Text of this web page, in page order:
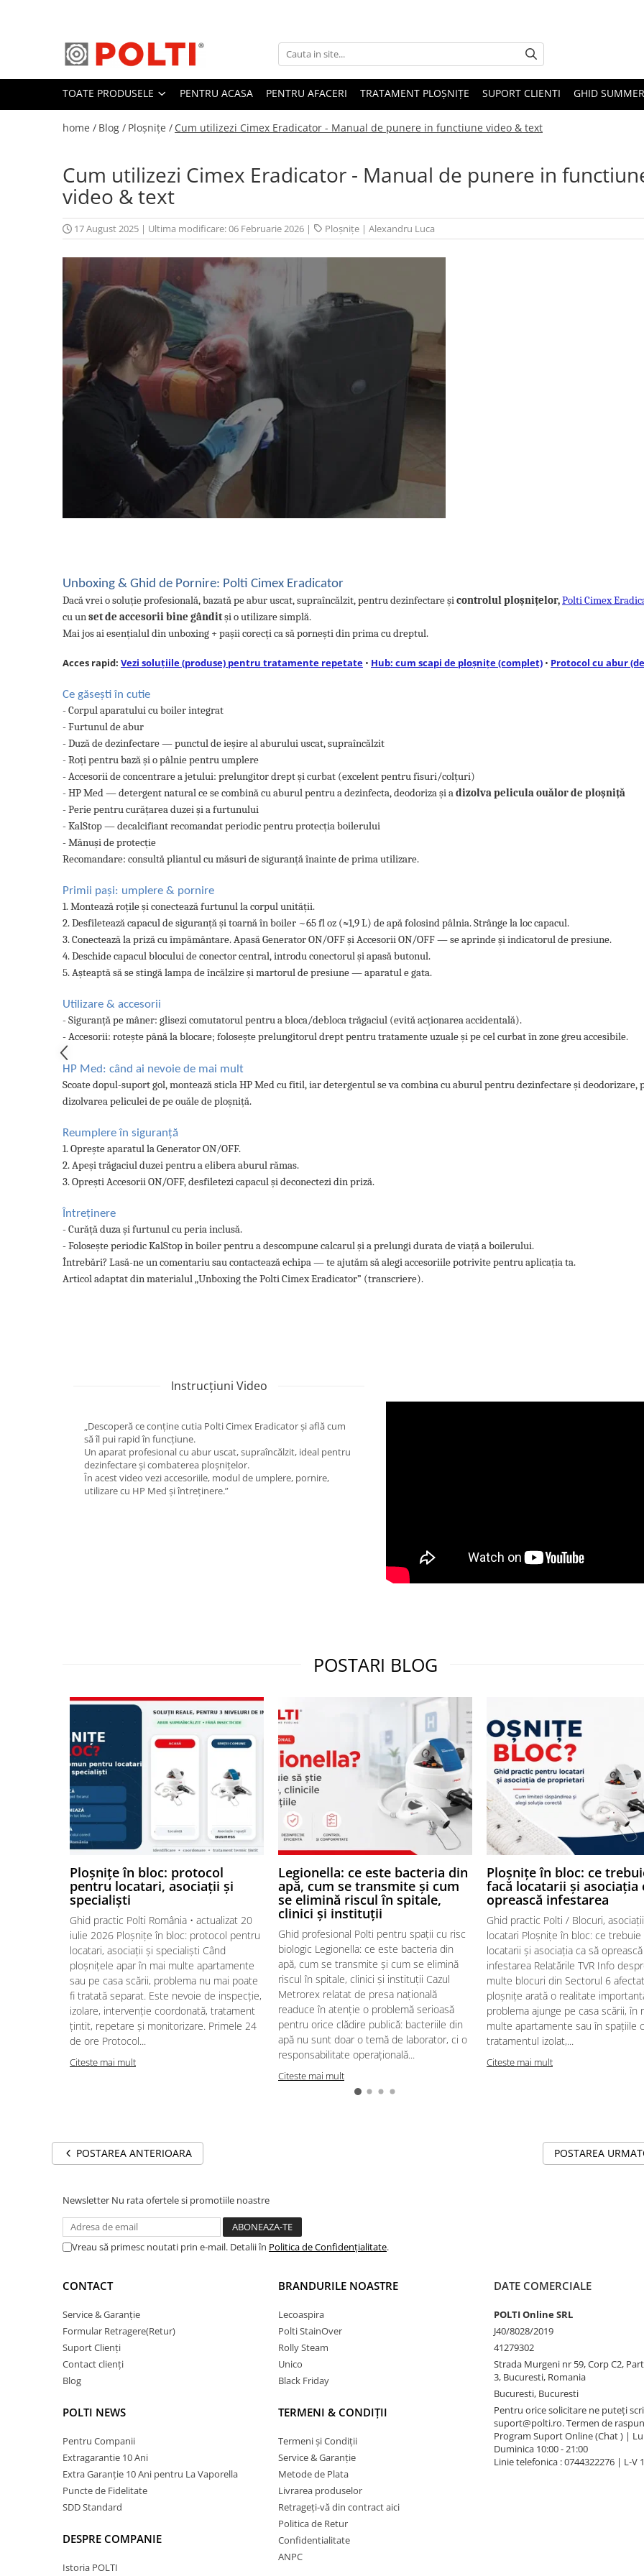
Toate Produsele
Aparate Medicale
Aspiratoare profesionale
Aspiratoare cu abur
Aspiratoare cu spălare
Aspiratoare fara sac
Aspiratoare cu apa
Aspirator profesional
Aparate de calcat vertical
Mese de calcat profesionale
Statii de calcat cu boiler
Statii de calcat cu pompa
Fiare de calcat cu abur
Statii de calcat profesionale
Cafea și espressoare
Curatator aburi
Solutii pentru plosnite
Accesorii & Consumabile
Accesorii aspiratoare
Accesorii dispozitive profesionale
Carduri Cadou
Pachete & Oferte
TOATE PRODUSELE PENTRU ACASA PENTRU AFACERI TRATAMENT PLOȘNIȚE SUPORT CLIENTI GHID
home / Blog / Ploșnițe / Cum utilizezi Cimex Eradicator - Manual de punere in functiune video & text
Cum utilizezi Cimex Eradicator - Manual de punere in
video & text
17 August 2025 | Ultima modificare: 06 Februarie 2026 | Ploșnițe | Alexandru Luca
Unboxing & Ghid de Pornire: Polti Cimex Eradicator
Dacă vrei o soluție profesională, bazată pe abur uscat, supraîncălzit, pentru dezinfectare șicontrolul ploșnițelor,Polti Cimex
cu unset de accesorii bine gânditși o utilizare simplă.
Mai jos ai esențialul din unboxing + pașii corecți ca să pornești din prima cu dreptul.
Acces rapid: Vezi soluțiile (produse) pentru tratamente repetate • Hub: cum scapi de ploșnițe (complet) • Protocol cu abur
Ce găsești în cutie
- Corpul aparatului cu boiler integrat
- Furtunul de abur
- Duză de dezinfectare — punctul de ieșire al aburului uscat, supraîncălzit
- Roți pentru bază și o pâlnie pentru umplere
- Accesorii de concentrare a jetului: prelungitor drept și curbat (excelent pentru fisuri/colțuri)
- HP Med — detergent natural ce se combină cu aburul pentru a dezinfecta, deodoriza și adizolva pelicula ouălor de ploșniță
- Perie pentru curățarea duzei și a furtunului
- KalStop — decalcifiant recomandat periodic pentru protecția boilerului
- Mănuși de protecție
Recomandare: consultă pliantul cu măsuri de siguranță înainte de prima utilizare.
Primii pași: umplere & pornire
1. Montează roțile și conectează furtunul la corpul unității.
2. Desfiletează capacul de siguranță și toarnă în boiler ~65 fl oz (≈1,9 L) de apă folosind pâlnia. Strânge la loc capacul.
3. Conectează la priză cu împământare. Apasă Generator ON/OFF și Accesorii ON/OFF — se aprinde și indicatorul de presiune.
4. Deschide capacul blocului de conector central, introdu conectorul și apasă butonul.
5. Așteaptă să se stingă lampa de încălzire și martorul de presiune — aparatul e gata.
Utilizare & accesorii
- Siguranță pe mâner: glisezi comutatorul pentru a bloca/debloca trăgaciul (evită acționarea accidentală).
- Accesorii: rotește până la blocare; folosește prelungitorul drept pentru tratamente uzuale și pe cel curbat în zone greu accesibile.
HP Med: când ai nevoie de mai mult
Scoate dopul-suport gol, montează sticla HP Med cu fitil, iar detergentul se va combina cu aburul pentru dezinfectare și deodorizare,
dizolvarea peliculei de pe ouăle de ploșniță.
Reumplere în siguranță
1. Oprește aparatul la Generator ON/OFF.
2. Apeși trăgaciul duzei pentru a elibera aburul rămas.
3. Oprești Accesorii ON/OFF, desfiletezi capacul și deconectezi din priză.
Întreținere
- Curăță duza și furtunul cu peria inclusă.
- Folosește periodic KalStop în boiler pentru a descompune calcarul și a prelungi durata de viață a boilerului.
Întrebări? Lasă-ne un comentariu sau contactează echipa — te ajutăm să alegi accesoriile potrivite pentru aplicația ta.
Articol adaptat din materialul „Unboxing the Polti Cimex Eradicator” (transcriere).
Instrucțiuni Video
„Descoperă ce conține cutia Polti Cimex Eradicator și află cum
să îl pui rapid în funcțiune.
Un aparat profesional cu abur uscat, supraîncălzit, ideal pentru
dezinfectare și combaterea ploșnițelor.
În acest video vezi accesoriile, modul de umplere, pornire,
utilizare cu HP Med și întreținere.”
POSTARI BLOG
Ploșnițe în bloc: protocol
pentru locatari, asociații și
specialiști
Ghid practic Polti România • actualizat 20
iulie 2026 Ploșnițe în bloc: protocol pentru
locatari, asociații și specialiști Când
ploșnițele apar în mai multe apartamente
sau pe casa scării, problema nu mai poate
fi tratată separat. Este nevoie de inspecție,
izolare, intervenție coordonată, tratament
țintit, repetare și monitorizare. Primele 24
de ore Protocol...
Citeste mai mult
Legionella: ce este bacteria din
apă, cum se transmite și cum
se elimină riscul în spitale,
clinici și instituții
Ghid profesional Polti pentru spații cu risc
biologic Legionella: ce este bacteria din
apă, cum se transmite și cum se elimină
riscul în spitale, clinici și instituții Cazul
Metrorex relatat de presa națională
readuce în atenție o problemă serioasă
pentru orice clădire publică: bacteriile din
apă nu sunt doar o temă de laborator, ci o
responsabilitate operațională...
Citeste mai mult
Ploșnițe în bloc: ce
facă locatarii și asociația
oprească infestarea
Ghid practic Polti / Blocuri,
locatari Ploșnițe în bloc: ce trebuie
locatarii și asociația ca să oprească
infestarea Relatările TVR Info
multe blocuri din Sectorul 6
ploșnițe arată o realitate
problema ajunge pe casa scării, în
multe apartamente sau în spațiile
tratamentul izolat,...
Citeste mai mult
POSTAREA
POSTAREA ANTERIOARA
Newsletter Nu rata ofertele si promotiile noastre
Vreau să primesc noutati prin e-mail. Detalii în Politica de Confidențialitate.
CONTACT
Service & Garanție
Formular Retragere(Retur)
Suport Clienți
Contact clienți
Blog
POLTI NEWS
Pentru Companii
Extragarantie 10 Ani
Extra Garanție 10 Ani pentru La Vaporella
Puncte de Fidelitate
SDD Standard
DESPRE COMPANIE
Istoria POLTI
BRANDURILE NOASTRE
Lecoaspira
Polti StainOver
Rolly Steam
Unico
Black Friday
TERMENI & CONDIȚII
Termeni și Condiții
Service & Garanție
Metode de Plata
Livrarea produselor
Retrageți-vă din contract aici
Politica de Retur
Confidentialitate
ANPC
DATE COMERCIALE
POLTI Online SRL
J40/8028/2019
41279302
Strada Murgeni nr 59, Corp C2,
3, Bucuresti, Romania
Bucuresti, Bucuresti
Pentru orice solicitare ne puteți
suport@polti.ro. Termen de
Program Suport Online (Chat ) |
Duminica 10:00 - 21:00
Linie telefonica : 0744322276 | L-V